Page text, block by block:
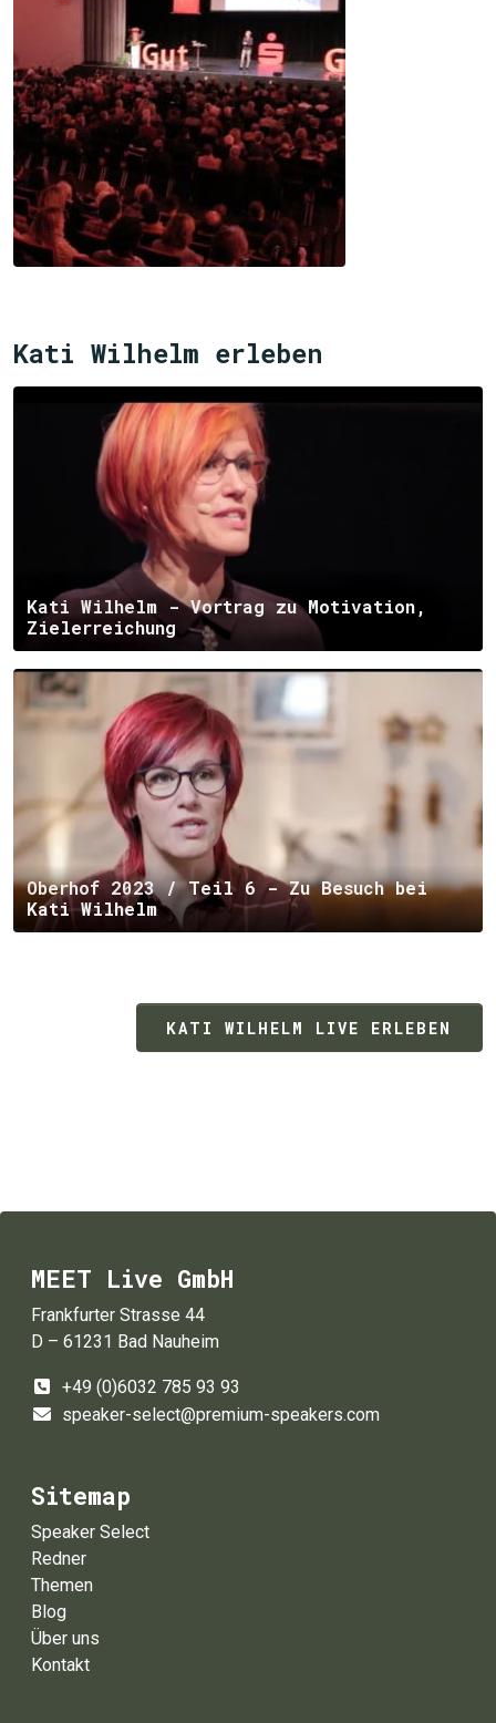
Kati Wilhelm erleben
Kati Wilhelm - Vortrag zu Motivation,
Zielerreichung
Oberhof 2023 / Teil 6 - Zu Besuch bei
Kati Wilhelm
KATI WILHELM LIVE ERLEBEN
MEET Live GmbH
Frankfurter Strasse 44
D – 61231 Bad Nauheim
+49 (0)6032 785 93 93
speaker-select@premium-speakers.com
Sitemap
Speaker Select
Redner
Themen
Blog
Über uns
Kontakt